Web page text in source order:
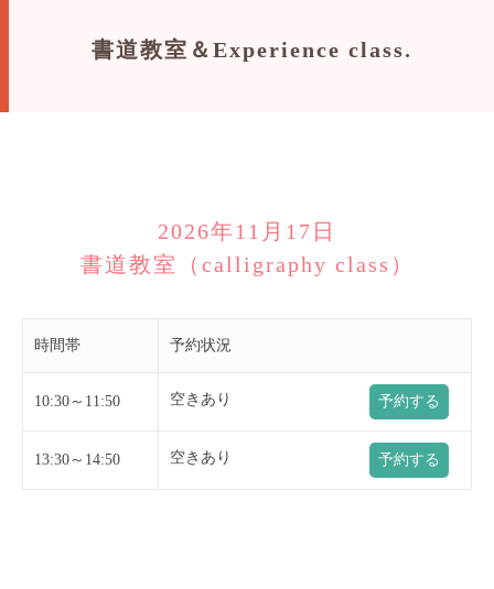
書道教室＆Experience class.
2026年11月17日
書道教室（calligraphy class）
時間帯 予約状況
10:30～11:50 空きあり 予約する
13:30～14:50 空きあり 予約する